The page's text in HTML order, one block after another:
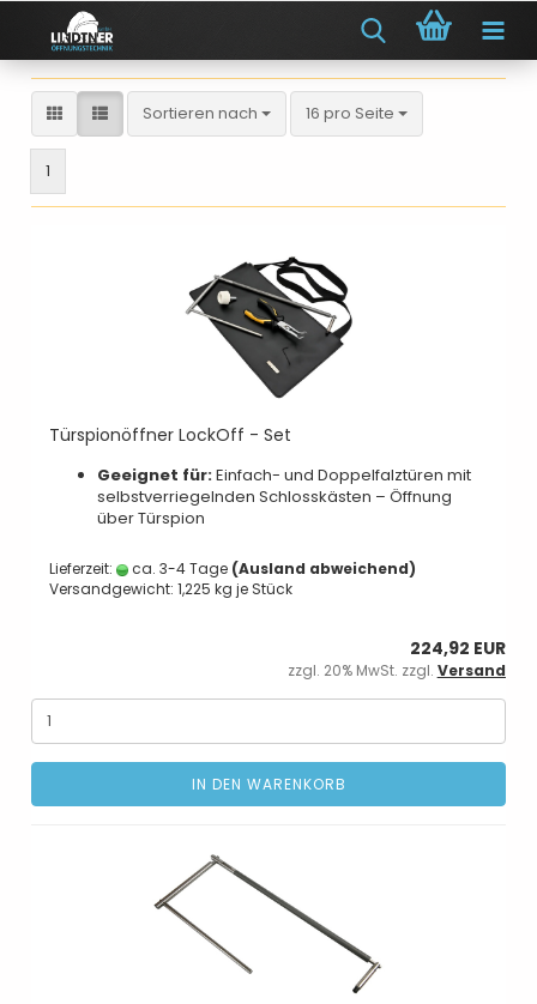
Sortieren nach
Sortieren nach 16 pro Seite
pro Seite
1
Türspionöffner LockOff - Set
Geeignet für:Einfach- und Doppelfalztüren mit
selbstverriegelnden Schlosskästen – Öffnung
über Türspion
Lieferzeit: ca. 3-4 Tage (Ausland abweichend)
Versandgewicht:1,225 kg je Stück
224,92 EUR
zzgl. 20% MwSt. zzgl. Versand
IN DEN WARENKORB